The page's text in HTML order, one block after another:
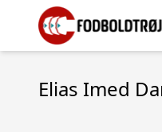
Elias Imed